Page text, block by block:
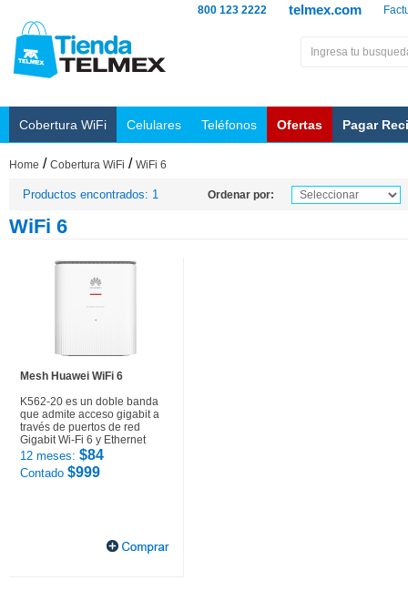
telmex.com
800 123 2222
Cobertura WiFi Celulares Teléfonos Ofertas Pagar
Home / Cobertura WiFi / WiFi 6
Productos encontrados: 1 Ordenar por:
WiFi 6
Mesh Huawei WiFi 6
K562-20 es un doble banda
que admite acceso gigabit a
través de puertos de red
Gigabit Wi-Fi 6 y Ethernet
12 meses: $84
Contado $999